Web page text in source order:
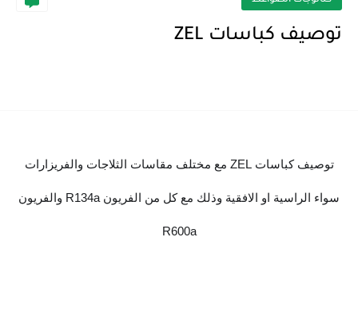
توصيف كباسات ZEL
توصيف كباسات ZEL مع مختلف مقاسات الثلاجات والفريزارات
سواء الراسية او الافقية وذلك مع كل من الفريون R134a والفريون
R600a